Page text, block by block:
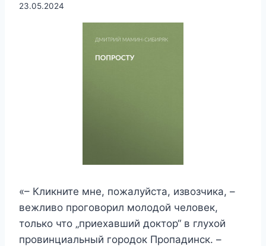
23.05.2024
«– Кликните мне, пожалуйста, извозчика, –
вежливо проговорил молодой человек,
только что „приехавший доктор“ в глухой
провинциальный городок Пропадинск. –